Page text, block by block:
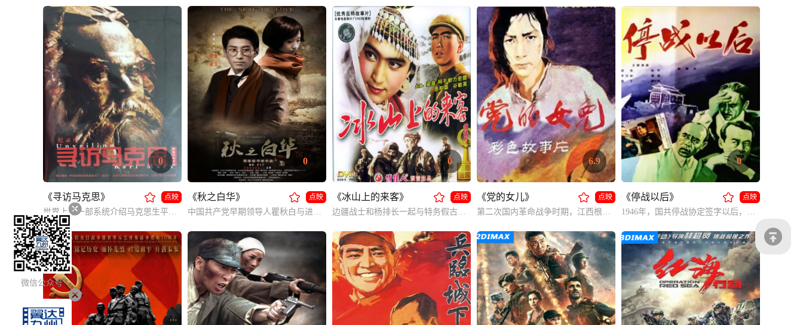
0
《寻访马克思》
世界上第一部系统介绍马克思生平的传记类电影作品。
点映
0
《秋之白华》
中国共产党早期领导人瞿秋白与进步女青年杨之华从相知相恋，到终成眷属，再到生死离别。
点映
0
《冰山上的来客》
边疆战士和杨排长一起与特务假古兰丹姆斗智斗勇，最终胜利的阿米尔和真古兰丹姆也得以重逢。
点映
6.9
《党的女儿》
第二次国内革命战争时期，江西根据地笼罩在白色恐怖中，共产党员玉梅带领人民群众坚持斗争，最后为了掩护游击队员而英勇就义。
点映
0
《停战以后》
1946年，国共停战协定签字以后，中共代表顾青将军在军调处与美方代表、国民党代表展开针锋相对的斗争，揭露了他们假和平、真备战的阴谋的故事。
点映
微信公众号